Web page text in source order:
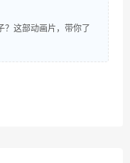
？这部动画片，带你了